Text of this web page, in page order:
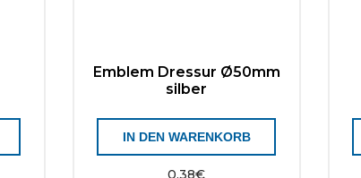
Emblem Dressur Ø50mm
silber
0,38€
IN DEN WARENKORB